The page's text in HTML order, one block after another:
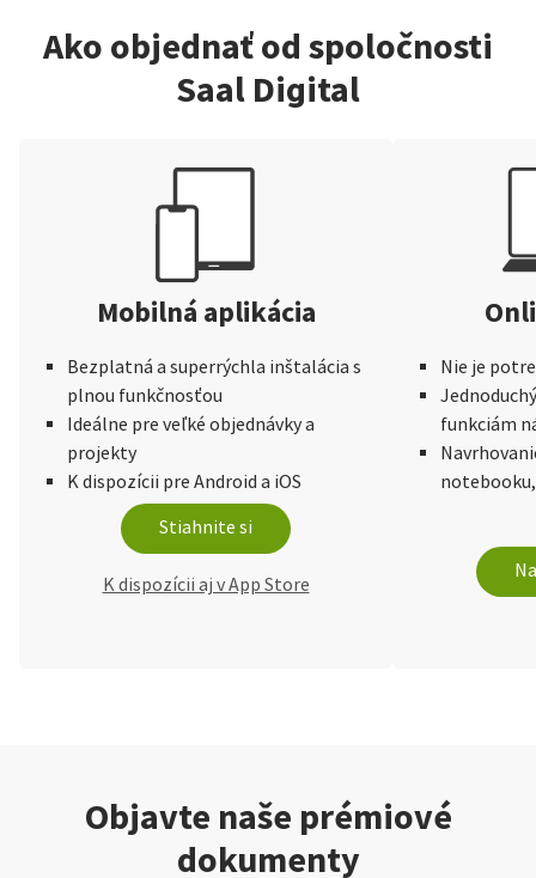
Ako objednať od spoločnosti
Saal Digital
Mobilná aplikácia
Bezplatná a superrýchla inštalácia s
plnou funkčnosťou
Ideálne pre veľké objednávky a
projekty
K dispozícii pre Android a iOS
Stiahnite si
K dispozícii aj v App Store
Nie je
funkciám
Objavte naše prémiové
dokumenty